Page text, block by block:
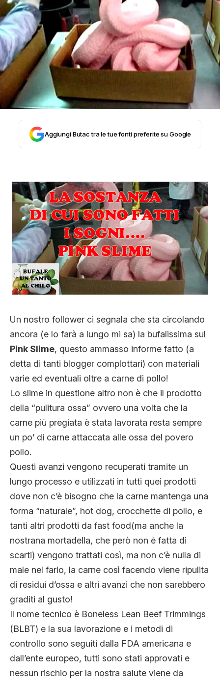
STORIA E CITAZIONI
INTRATTENIMENTO
COMPLOTTI, LEGGENDE URBANE ED
EVERGREEN
TRUFFE E SOCIAL NETWORK
CLIMA ED ENERGIA
CONTATTI
Aggiungi Butac tra le tue fonti preferite su Google
Un nostro follower ci segnala che sta circolando
ancora (e lo farà a lungo mi sa) la bufalissima sul
Pink Slime, questo ammasso informe fatto (a
detta di tanti blogger complottari) con materiali
varie ed eventuali oltre a carne di pollo!
Lo slime in questione altro non è che il prodotto
della “pulitura ossa” ovvero una volta che la
carne più pregiata è stata lavorata resta sempre
un po’ di carne attaccata alle ossa del povero
pollo.
Questi avanzi vengono recuperati tramite un
lungo processo e utilizzati in tutti quei prodotti
dove non c’è bisogno che la carne mantenga una
forma “naturale”, hot dog, crocchette di pollo, e
tanti altri prodotti da fast food(ma anche la
nostrana mortadella, che però non è fatta di
scarti) vengono trattati così, ma non c’è nulla di
male nel farlo, la carne così facendo viene ripulita
di residui d’ossa e altri avanzi che non sarebbero
graditi al gusto!
Il nome tecnico è Boneless Lean Beef Trimmings
(BLBT) e la sua lavorazione e i metodi di
controllo sono seguiti dalla FDA americana e
dall’ente europeo, tutti sono stati approvati e
nessun rischio per la nostra salute viene da